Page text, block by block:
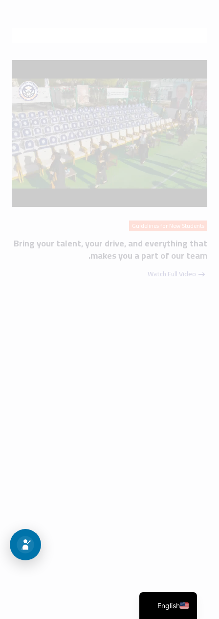
Guidelines for New Students
Bring your talent, your drive, and everything that
makes you a part of our team.
Watch Full Video
English